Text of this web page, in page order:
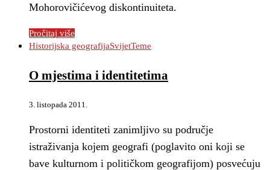
Mohorovičićevog diskontinuiteta.
Pročitaj više
Historijska geografijaSvijetTeme
O mjestima i identitetima
3. listopada 2011.
Prostorni identiteti zanimljivo su područje
istraživanja kojem geografi (poglavito oni koji se
bave kulturnom i političkom geografijom) posvećuju